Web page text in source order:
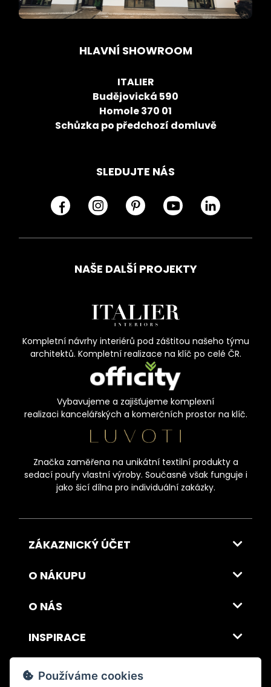
HLAVNÍ SHOWROOM
ITALIER
Budějovická 590
Homole 370 01
Schůzka po předchozí domluvě
SLEDUJTE NÁS
NAŠE DALŠÍ PROJEKTY
Kompletní návrhy interiérů pod záštitou našeho týmu
architektů. Kompletní realizace na klíč po celé ČR.
Vybavujeme a zajišťujeme komplexní
realizaci kancelářských a komerčních prostor na klíč.
Značka zaměřena na unikátní textilní produkty a
sedací poufy vlastní výroby. Současně však funguje i
jako šicí dílna pro individuální zakázky.
ZÁKAZNICKÝ ÚČET
O NÁKUPU
O NÁS
INSPIRACE
DOPRAVA A PLATBA
Používáme cookies